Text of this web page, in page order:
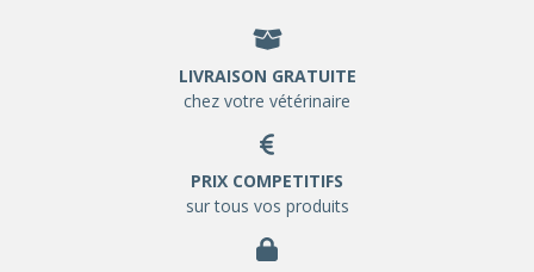
LIVRAISON GRATUITE
chez votre vétérinaire
PRIX COMPETITIFS
sur tous vos produits